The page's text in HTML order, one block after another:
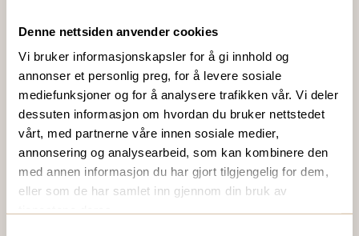
Denne nettsiden anvender cookies
Vi bruker informasjonskapsler for å gi innhold og
annonser et personlig preg, for å levere sosiale
mediefunksjoner og for å analysere trafikken vår. Vi deler
dessuten informasjon om hvordan du bruker nettstedet
vårt, med partnerne våre innen sosiale medier,
annonsering og analysearbeid, som kan kombinere den
med annen informasjon du har gjort tilgjengelig for dem,
eller som de har samlet inn gjennom din bruk av
VIL DU VITE MER OM VÅRE PRODUKTER?
Ta kontakt med en av våre medarbeidere, eller send en e-
post tilortomedic@ortomedic.no
Ta kontakt